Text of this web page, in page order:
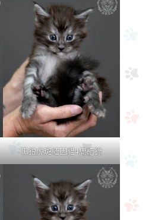
黑銀虎斑緬因貓4周紀錄